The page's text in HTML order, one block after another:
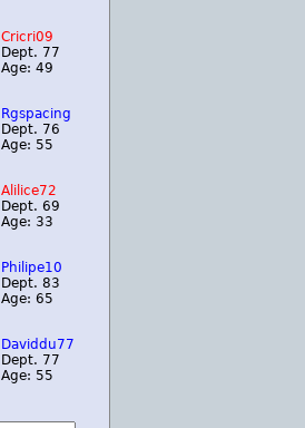
Cricri09
Dept. 77
Age: 49
Rgspacing
Dept. 76
Age: 55
Alilice72
Dept. 69
Age: 33
Philipe10
Dept. 83
Age: 65
Daviddu77
Dept. 77
Age: 55